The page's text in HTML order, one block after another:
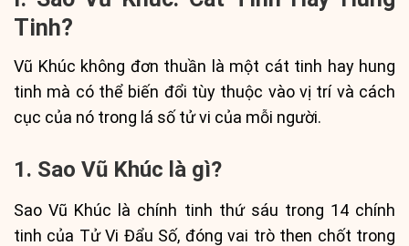
Tinh?
Vũ Khúc không đơn thuần là một cát tinh hay hung
tinh mà có thể biến đổi tùy thuộc vào vị trí và cách
cục của nó trong lá số tử vi của mỗi người.
1. Sao Vũ Khúc là gì?
Sao Vũ Khúc là chính tinh thứ sáu trong 14 chính
tinh của Tử Vi Đẩu Số, đóng vai trò then chốt trong